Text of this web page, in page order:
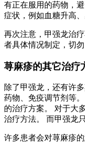
有正在服用的药物，
症状，例如血糖升高
再次注意，甲强龙治
者具体情况制定，切
荨麻疹的其它治疗
除了甲强龙，还有许
药物、免疫调节剂等
的治疗方案。 对于大
治疗方法。 而甲强龙
许多患者会对荨麻疹